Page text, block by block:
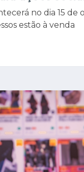
no dia 15 de
estão à venda